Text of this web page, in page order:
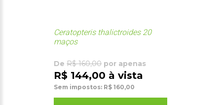
Ceratopteris thalictroides 20
maços
De R$ 160,00 por apenas
R$ 144,00 à vista
Sem impostos: R$ 160,00